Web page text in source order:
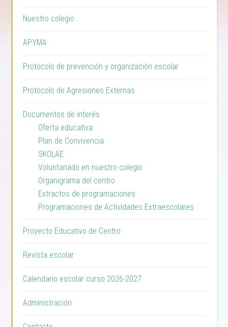
Nuestro colegio
APYMA
Protocolo de prevención y organización escolar
Protocolo de Agresiones Externas
Documentos de interés
Oferta educativa
Plan de Convivencia
SKOLAE
Voluntariado en nuestro colegio
Organigrama del centro
Extractos de programaciones
Programaciones de Actividades Extraescolares
Proyecto Educativo de Centro
Revista escolar
Calendario escolar curso 2026-2027
Administración